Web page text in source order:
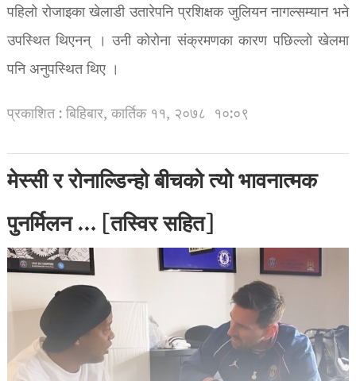
पहिलो रोजाइका खेलाडी उतारेपनि प्रशिक्षक जुलियन नागल्सम्यान भने
उपस्थित थिएनन् । उनी कोरोना संक्रमणका कारण पछिल्लो खेलमा
पनि अनुपस्थित थिए ‌।
प्रकाशित : बिहिबार, कार्तिक ११, २०७८ १०:०९
मेस्सी र रोनाल्डिन्हो बीचको त्यो भावनात्मक
पुनर्मिलन … [तस्विर सहित]